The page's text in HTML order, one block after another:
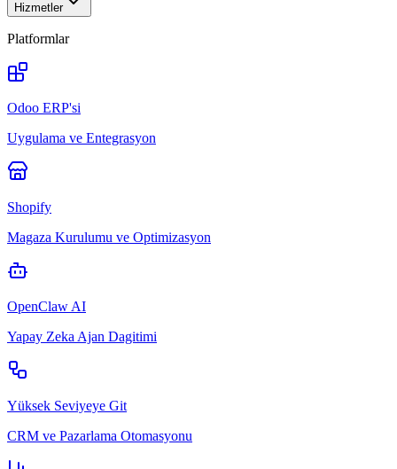
Hizmetler
Platformlar
Odoo ERP'si
Uygulama ve Entegrasyon
Shopify
Magaza Kurulumu ve Optimizasyon
OpenClaw AI
Yapay Zeka Ajan Dagitimi
Yüksek Seviyeye Git
CRM ve Pazarlama Otomasyonu